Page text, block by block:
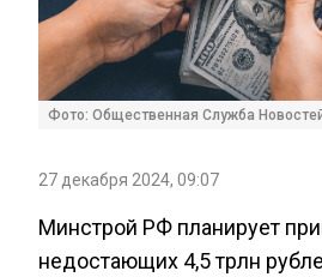
Фото: Общественная Служба
27 декабря 2024, 09:07
Минстрой РФ планирует
недостающих 4,5 трлн